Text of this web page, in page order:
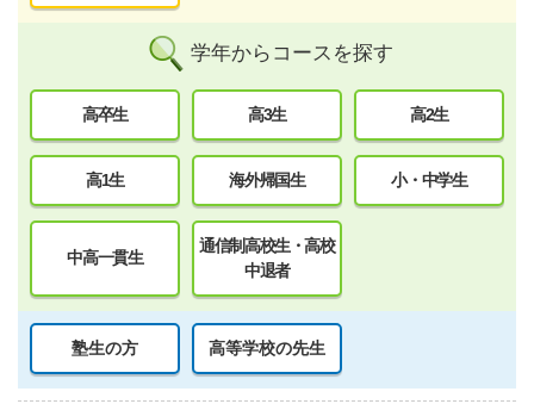
学年からコースを探す
高卒生 高3生 高2生
高1生 海外帰国生 小・中学生
中高一貫生
通信制高校生・高校
中退者
塾生の方 高等学校の先生